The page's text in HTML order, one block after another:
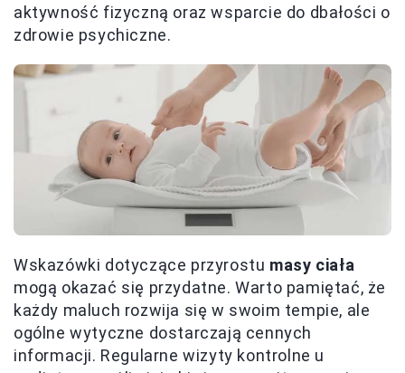
aktywność fizyczną oraz wsparcie do dbałości o
zdrowie psychiczne.
Wskazówki dotyczące przyrostu masy ciała
mogą okazać się przydatne. Warto pamiętać, że
każdy maluch rozwija się w swoim tempie, ale
ogólne wytyczne dostarczają cennych
informacji. Regularne wizyty kontrolne u